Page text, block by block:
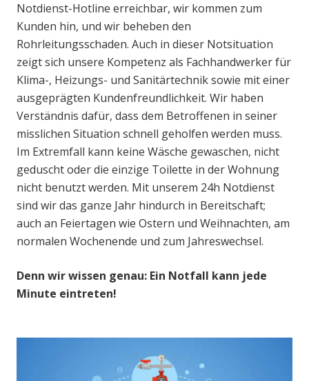
Notdienst-Hotline erreichbar, wir kommen zum
Kunden hin, und wir beheben den
Rohrleitungsschaden. Auch in dieser Notsituation
zeigt sich unsere Kompetenz als Fachhandwerker für
Klima-, Heizungs- und Sanitärtechnik sowie mit einer
ausgeprägten Kundenfreundlichkeit. Wir haben
Verständnis dafür, dass dem Betroffenen in seiner
misslichen Situation schnell geholfen werden muss.
Im Extremfall kann keine Wäsche gewaschen, nicht
geduscht oder die einzige Toilette in der Wohnung
nicht benutzt werden. Mit unserem 24h Notdienst
sind wir das ganze Jahr hindurch in Bereitschaft;
auch an Feiertagen wie Ostern und Weihnachten, am
normalen Wochenende und zum Jahreswechsel.
Denn wir wissen genau: Ein Notfall kann jede
Minute eintreten!